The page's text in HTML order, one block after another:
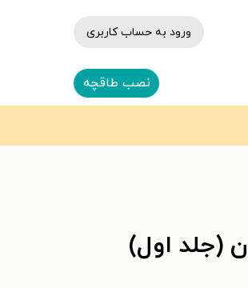
ورود به حساب کاربری
نصب طاقچه
(جلد اول)